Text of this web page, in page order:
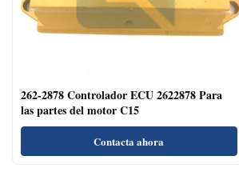
262-2878 Controlador ECU 2622878 Para
las partes del motor C15
Contacta ahora